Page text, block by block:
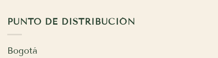
PUNTO DE DISTRIBUCIÓN
Bogotá